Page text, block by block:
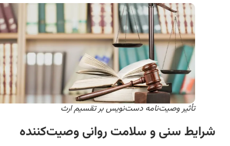
تأثیر وصیت‌نامه دست‌نویس بر تقسیم ارث
شرایط سنی و سلامت روانی وصیت‌کننده